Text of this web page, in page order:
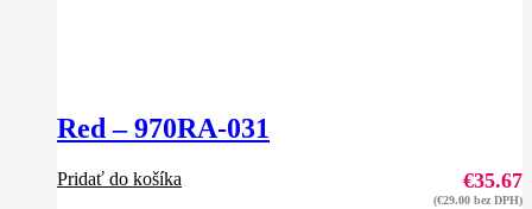
Red – 970RA-031
€35.67
(€29.00 bez DPH)
Pridať do košíka